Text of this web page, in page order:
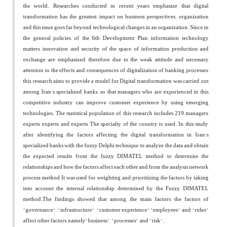
the world. Researches conducted in recent years emphasize that digital
transformation has the greatest impact on business perspectives. organization
and this issue goes far beyond technological changes in an organization. Since in
the general policies of the 6th Development Plan, information technology
matters, innovation and security of the space of information production and
exchange are emphasized, therefore due to the weak attitude and necessary
attention to the effects and consequences of digitalization of banking processes,
this research aims to provide a model for Digital transformation was carried out
among Iran's specialized banks, so that managers who are experienced in this
competitive industry can improve customer experience by using emerging
technologies. The statistical population of this research includes 219 managers,
experts, experts and experts The specialty of the country is used. In this study,
after identifying the factors affecting the digital transformation in Iran's
specialized banks with the fuzzy Delphi technique, to analyze the data and obtain
the expected results from the fuzzy DIMATEL method to determine the
relationships and how the factors affect each other and from the analysis network
process method It was used for weighting and prioritizing the factors by taking
into account the internal relationship determined by the Fuzzy DIMATEL
method.The findings showed that among the main factors, the factors of
"governance", "infrastructure", "customer experience","employees" and "rules"
affect other factors, namely"business", "processes" and "risk".